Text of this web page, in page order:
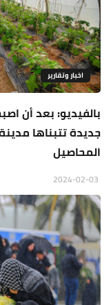
اخبار وتقارير
بالفيديو: بعد أن
جديدة تتبناها
المحاصيل